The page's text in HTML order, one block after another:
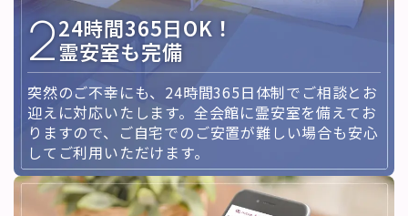
224時間365日OK！
霊安室も完備
突然のご不幸にも、24時間365日体制でご相談とお
迎えに対応いたします。全会館に霊安室を備えてお
りますので、ご自宅でのご安置が難しい場合も安心
してご利用いただけます。